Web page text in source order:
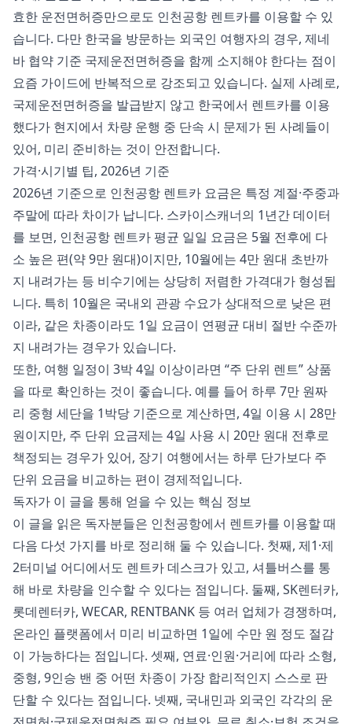
효한 운전면허증만으로도 인천공항 렌트카를 이용할 수 있
습니다. 다만 한국을 방문하는 외국인 여행자의 경우, 제네
바 협약 기준 국제운전면허증을 함께 소지해야 한다는 점이
요즘 가이드에 반복적으로 강조되고 있습니다. 실제 사례로,
국제운전면허증을 발급받지 않고 한국에서 렌트카를 이용
했다가 현지에서 차량 운행 중 단속 시 문제가 된 사례들이
있어, 미리 준비하는 것이 안전합니다.
가격·시기별 팁, 2026년 기준
2026년 기준으로 인천공항 렌트카 요금은 특정 계절·주중과
주말에 따라 차이가 납니다. 스카이스캐너의 1년간 데이터
를 보면, 인천공항 렌트카 평균 일일 요금은 5월 전후에 다
소 높은 편(약 9만 원대)이지만, 10월에는 4만 원대 초반까
지 내려가는 등 비수기에는 상당히 저렴한 가격대가 형성됩
니다. 특히 10월은 국내외 관광 수요가 상대적으로 낮은 편
이라, 같은 차종이라도 1일 요금이 연평균 대비 절반 수준까
지 내려가는 경우가 있습니다.
또한, 여행 일정이 3박 4일 이상이라면 “주 단위 렌트” 상품
을 따로 확인하는 것이 좋습니다. 예를 들어 하루 7만 원짜
리 중형 세단을 1박당 기준으로 계산하면, 4일 이용 시 28만
원이지만, 주 단위 요금제는 4일 사용 시 20만 원대 전후로
책정되는 경우가 있어, 장기 여행에서는 하루 단가보다 주
단위 요금을 비교하는 편이 경제적입니다.
독자가 이 글을 통해 얻을 수 있는 핵심 정보
이 글을 읽은 독자분들은 인천공항에서 렌트카를 이용할 때
다음 다섯 가지를 바로 정리해 둘 수 있습니다. 첫째, 제1·제
2터미널 어디에서도 렌트카 데스크가 있고, 셔틀버스를 통
해 바로 차량을 인수할 수 있다는 점입니다. 둘째, SK렌터카,
롯데렌터카, WECAR, RENTBANK 등 여러 업체가 경쟁하며,
온라인 플랫폼에서 미리 비교하면 1일에 수만 원 정도 절감
이 가능하다는 점입니다. 셋째, 연료·인원·거리에 따라 소형,
중형, 9인승 밴 중 어떤 차종이 가장 합리적인지 스스로 판
단할 수 있다는 점입니다. 넷째, 국내민과 외국인 각각의 운